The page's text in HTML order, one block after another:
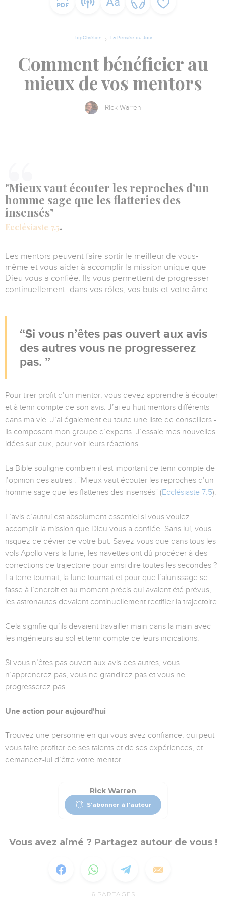
TopChrétien La Pensée du Jour
Comment bénéficier au
mieux de vos mentors
Rick Warren
"Mieux vaut écouter les reproches d’un
homme sage que les flatteries des
insensés"
Ecclésiaste 7.5.
Les mentors peuvent faire sortir le meilleur de vous-
même et vous aider à accomplir la mission unique que
Dieu vous a confiée. Ils vous permettent de progresser
continuellement -dans vos rôles, vos buts et votre âme.
Si vous n’êtes pas ouvert aux avis
des autres vous ne progresserez
pas.
Pour tirer profit d’un mentor, vous devez apprendre à écouter
et à tenir compte de son avis. J’ai eu huit mentors différents
dans ma vie. J’ai également eu toute une liste de conseillers -
ils composent mon groupe d’experts. J’essaie mes nouvelles
idées sur eux, pour voir leurs réactions.
La Bible souligne combien il est important de tenir compte de
l’opinion des autres : "Mieux vaut écouter les reproches d’un
homme sage que les flatteries des insensés" (Ecclésiaste 7.5).
L’avis d’autrui est absolument essentiel si vous voulez
accomplir la mission que Dieu vous a confiée. Sans lui, vous
risquez de dévier de votre but. Savez-vous que dans tous les
vols Apollo vers la lune, les navettes ont dû procéder à des
corrections de trajectoire pour ainsi dire toutes les secondes ?
La terre tournait, la lune tournait et pour que l’alunissage se
fasse à l’endroit et au moment précis qui avaient été prévus,
les astronautes devaient continuellement rectifier la trajectoire.
Cela signifie qu’ils devaient travailler main dans la main avec
les ingénieurs au sol et tenir compte de leurs indications.
Si vous n’êtes pas ouvert aux avis des autres, vous
n’apprendrez pas, vous ne grandirez pas et vous ne
progresserez pas.
Une action pour aujourd'hui
Trouvez une personne en qui vous avez confiance, qui peut
vous faire profiter de ses talents et de ses expériences, et
demandez-lui d’être votre mentor.
Rick Warren
S'abonner à l'auteur
Vous avez aimé ? Partagez autour de vous !
6 PARTAGES